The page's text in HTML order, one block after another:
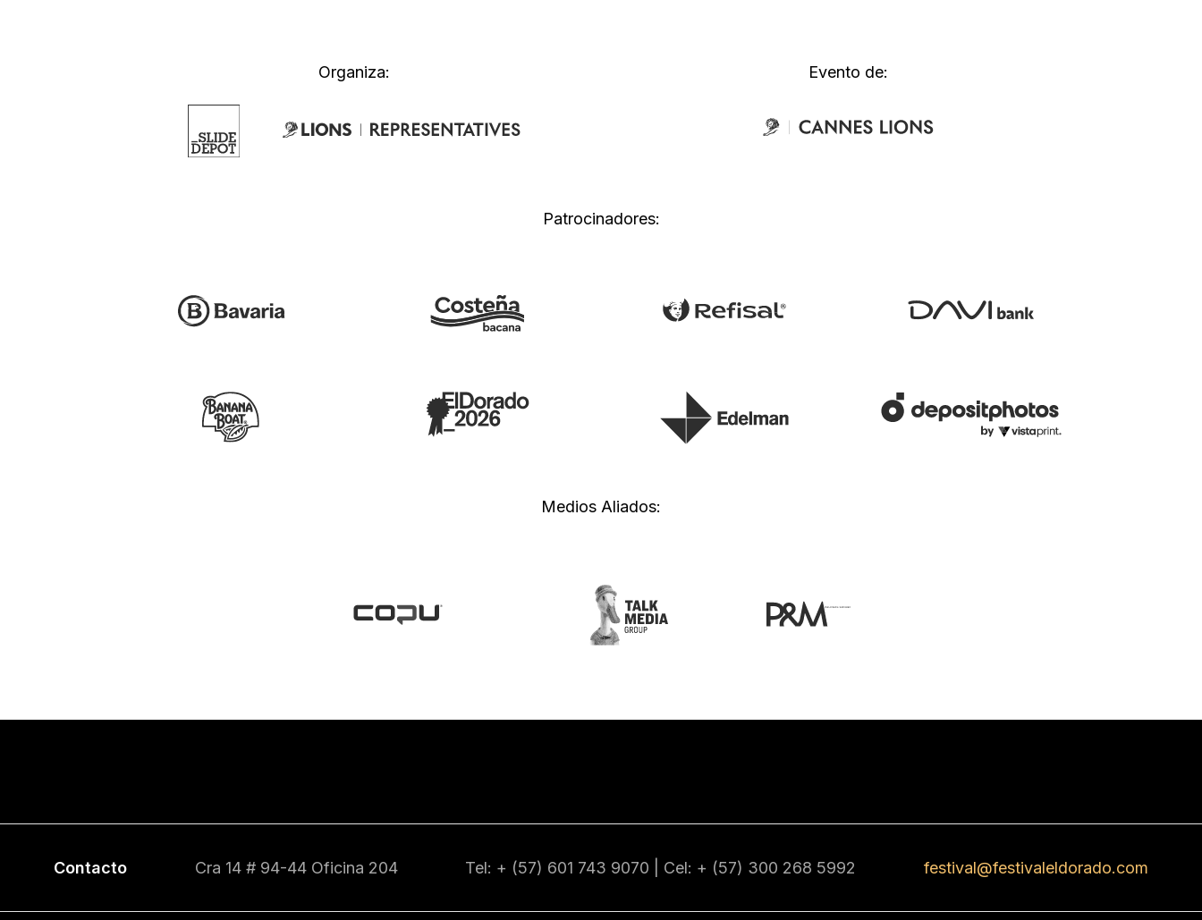
Organiza: Evento de:
Patrocinadores:
Medios Aliados:
Contacto Cra 14 # 94-44 Oficina 204 Tel: + (57) 601 743 9070 | Cel: + (57) 300 268 5992 festival@festivaleldorado.com